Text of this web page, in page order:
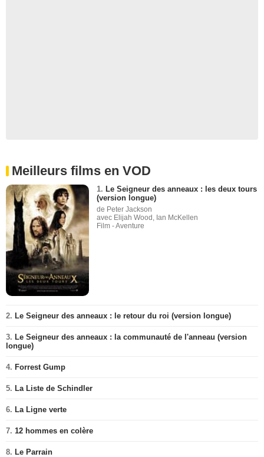
Meilleurs films en VOD
1. Le Seigneur des anneaux : les deux tours
(version longue)
de Peter Jackson
avec Elijah Wood, Ian McKellen
Film - Aventure
2. Le Seigneur des anneaux : le retour du roi (version longue)
3. Le Seigneur des anneaux : la communauté de l'anneau (version
longue)
4. Forrest Gump
5. La Liste de Schindler
6. La Ligne verte
7. 12 hommes en colère
8. Le Parrain